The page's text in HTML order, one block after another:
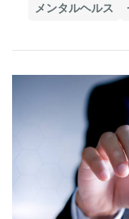
メンタルヘルス